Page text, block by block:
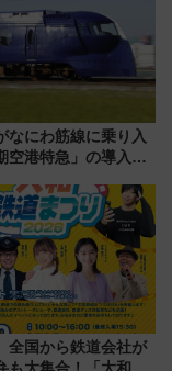
なにわ筋線に乗り入
空港特急」の導入を
道デザイン
全国から鉄道会社が
も大集合！「大和鉄